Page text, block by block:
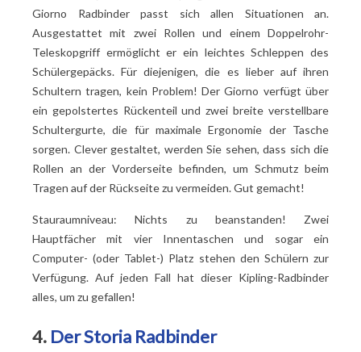
Giorno Radbinder passt sich allen Situationen an.
Ausgestattet mit zwei Rollen und einem Doppelrohr-
Teleskopgriff ermöglicht er ein leichtes Schleppen des
Schülergepäcks. Für diejenigen, die es lieber auf ihren
Schultern tragen, kein Problem! Der Giorno verfügt über
ein gepolstertes Rückenteil und zwei breite verstellbare
Schultergurte, die für maximale Ergonomie der Tasche
sorgen. Clever gestaltet, werden Sie sehen, dass sich die
Rollen an der Vorderseite befinden, um Schmutz beim
Tragen auf der Rückseite zu vermeiden. Gut gemacht!
Stauraumniveau: Nichts zu beanstanden! Zwei
Hauptfächer mit vier Innentaschen und sogar ein
Computer- (oder Tablet-) Platz stehen den Schülern zur
Verfügung. Auf jeden Fall hat dieser Kipling-Radbinder
alles, um zu gefallen!
4. Der Storia Radbinder